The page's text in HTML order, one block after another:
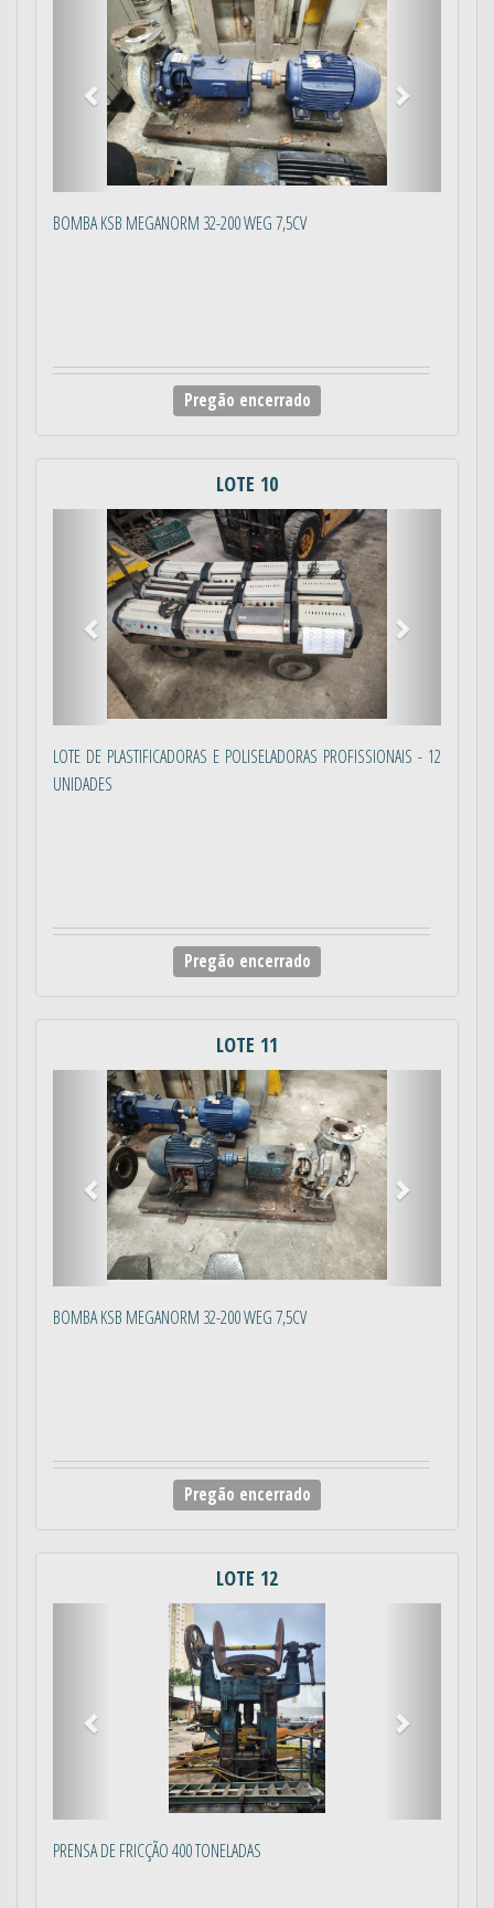
BOMBA KSB MEGANORM 32-200 WEG 7,5CV
Pregão encerrado
LOTE 10
Anterior
LOTE DE PLASTIFICADORAS E POLISELADORAS PROFISSIONAIS - 12
UNIDADES
Pregão encerrado
LOTE 11
Anterior
BOMBA KSB MEGANORM 32-200 WEG 7,5CV
Pregão encerrado
LOTE 12
PRENSA DE FRICÇÃO 400 TONELADAS